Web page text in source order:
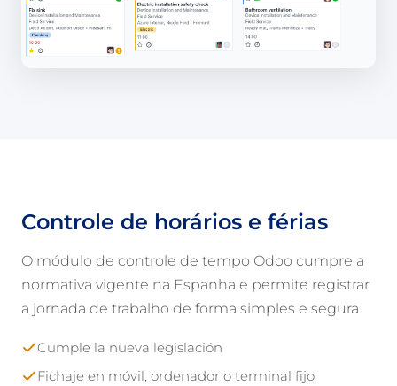
Controle de horários e férias
O módulo de controle de tempo Odoo cumpre a
normativa vigente na Espanha e permite registrar
a jornada de trabalho de forma simples e segura.
Cumple la nueva legislación
Fichaje en móvil, ordenador o terminal fijo